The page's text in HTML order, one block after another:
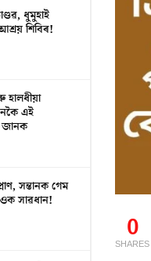
ধুমুহাই
শিবিৰ!
এই
জানক
সন্তানক গেম
সাৱধান!
0
SHARES